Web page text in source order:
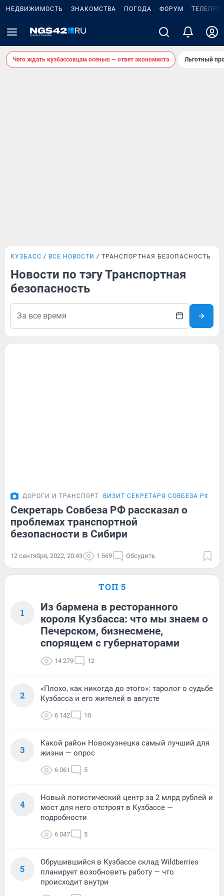
НЕДВИЖИМОСТЬ ЗНАКОМСТВА ПОГОДА ФОРУМ
Чего ждать кузбассовцам осенью — ответ экономиста Льготный
КУЗБАСС ВСЕ НОВОСТИ ТРАНСПОРТНАЯ БЕЗОПАСНОСТЬ
Новости по тэгу Транспортная
безопасность
ДОРОГИ И ТРАНСПОРТ ВИЗИТ СЕКРЕТАРЯ СОВБЕЗА РФ
Секретарь Совбеза РФ рассказал о
проблемах транспортной
безопасности в Сибири
12 сентября, 2022, 20:43 1 569 Обсудить
ТОП 5
1
Из бармена в ресторанного
короля Кузбасса: что мы знаем о
Печерском, бизнесмене,
спорящем с губернаторами
14 279 12
2
«Плохо, как никогда до этого»: таролог о судьбе
Кузбасса и его жителей в августе
6 142 10
3
Какой район Новокузнецка самый лучший для
жизни — опрос
6 061 5
4
Новый логистический центр за 2 млрд рублей и
мост для него отстроят в Кузбассе —
подробности
6 047 5
5
Обрушившийся в Кузбассе склад Wildberries
планирует возобновить работу — что
происходит внутри